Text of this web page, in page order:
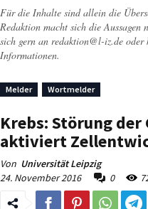
Für die Inhalte sind allein die
Redaktion macht sich die Aussagen
sich gern an redaktion@l-iz.de oder
Informationen.
Melder Wortmelder
Krebs: Störung
aktiviert
Von Universität Leipzig
24. November 2016
0